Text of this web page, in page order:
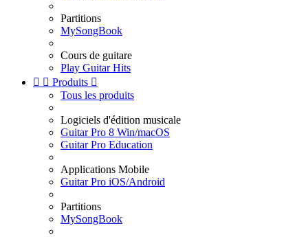
Partitions
MySongBook
Cours de guitare
Play Guitar Hits
  Produits 
Tous les produits
Logiciels d'édition musicale
Guitar Pro 8 Win/macOS
Guitar Pro Education
Applications Mobile
Guitar Pro iOS/Android
Partitions
MySongBook